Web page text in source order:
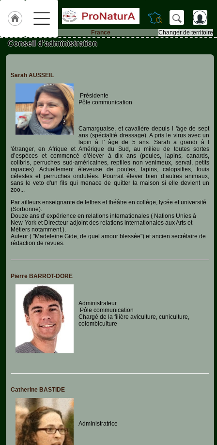
France
Changer de territoire
Accueil
sommes-
nous
Textes
Animaux-
de-
Ferme
Chats
Chiens
Terrariophilie
Elevage-
Conservatoire
Bien-
Epidémies
Pédagogie-
Formation
Conseil d'administration
Sarah AUSSEIL
Présidente
Pôle communication
Camarguaise, et cavalière depuis l 'âge de sept
ans (spécialité dressage). A pris le virus avec un
lapin à l' âge de 5 ans. Sarah a grandi à l
'étranger, en Afrique et Amérique du Sud, au milieu de toutes sortes
d’espèces et commencé d'élever à dix ans (poules, lapins, canards,
colibris, perruches sud-américaines, reptiles non venimeux, serval, petits
rapaces). Actuellement éleveuse de poules, lapins, calopsittes, touis
célestes et perruches ondulées. Pourrait élever bien d’autres animaux,
sans le veto d'un fils qui menace de quitter la maison si elle devient un
zoo...
Par ailleurs enseignante de lettres et théâtre en collège, lycée et université
(Sorbonne).
Douze ans d' expérience en relations internationales ( Nations Unies à
New-York et Directeur adjoint des relations internationales aux Arts et
Métiers notamment.).
Auteur ( "Madeleine Gide, de quel amour blessée") et ancien secrétaire de
rédaction de revues.
Pierre BARROT-DORE
Administrateur
Pôle communication
Chargé de la filière aviculture, cuniculture,
colombiculture
Catherine BASTIDE
Administratrice